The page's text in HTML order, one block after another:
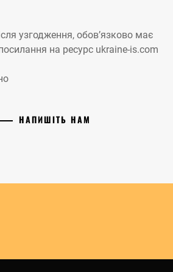
узгодження, обов’язково має
на ресурс ukraine-is.com
НАПИШІТЬ НАМ